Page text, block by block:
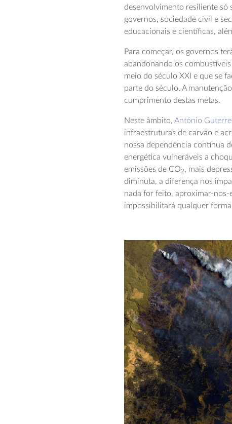
desenvolvimento resiliente só
governos, sociedade civil e
educacionais e científicas,
Para começar, os governos
abandonando os
meio do século XXI e que se
parte do século. A
cumprimento destas metas.
Neste âmbito,António
infraestruturas de carvão e
nossa dependência contínua
energética vulneráveis a
emissões de CO2, mais
diminuta, a diferença nos
nada for feito, aproximar-nos-
impossibilitará qualquer